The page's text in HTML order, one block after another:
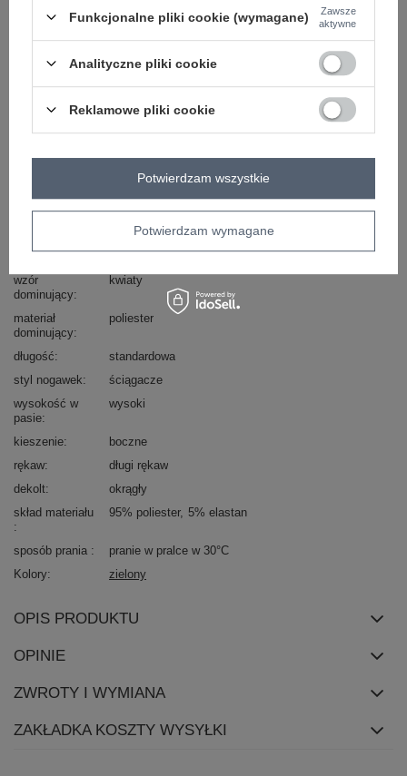
ZALOGUJ SIĘ I ZOBACZ CENĘ
Masz pytanie? Chętnie pomożemy.
Zadzwoń+48 601 547 740 Zadaj pytanie
skład materiału : 95% poliester, 5% elastan
DHJ-KMPL-8655.05
Marka
ITALY MODA
bluza+spodnie
styl
casual
wzór
dominujący
kwiaty
materiał
dominujący
poliester
długość
standardowa
styl nogawek
ściągacze
wysokość w
pasie
wysoki
kieszenie
boczne
rękaw
długi rękaw
dekolt
okrągły
skład materiału
95% poliester 5% elastan
sposób prania
pranie w pralce w 30°C
Kolory
zielony
OPIS PRODUKTU
OPINIE
ZWROTY I WYMIANA
ZAKŁADKA KOSZTY WYSYŁKI
Funkcjonalne pliki cookie (wymagane)
Zawsze
aktywne
Analityczne pliki cookie
Reklamowe pliki cookie
Potwierdzam wymagane
Potwierdzam wszystkie